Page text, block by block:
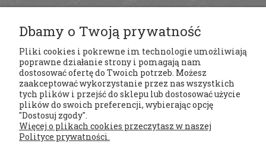
Regulaminy
Moje konto
Dbamy o Twoją prywatność
Pliki cookies i pokrewne im technologie umożliwiają
poprawne działanie strony i pomagają nam
dostosować ofertę do Twoich potrzeb. Możesz
zaakceptować wykorzystanie przez nas wszystkich
tych plików i przejść do sklepu lub dostosować użycie
plików do swoich preferencji, wybierając opcję
"Dostosuj zgody".
Więcej o plikach cookies przeczytasz w naszej
Polityce prywatności.